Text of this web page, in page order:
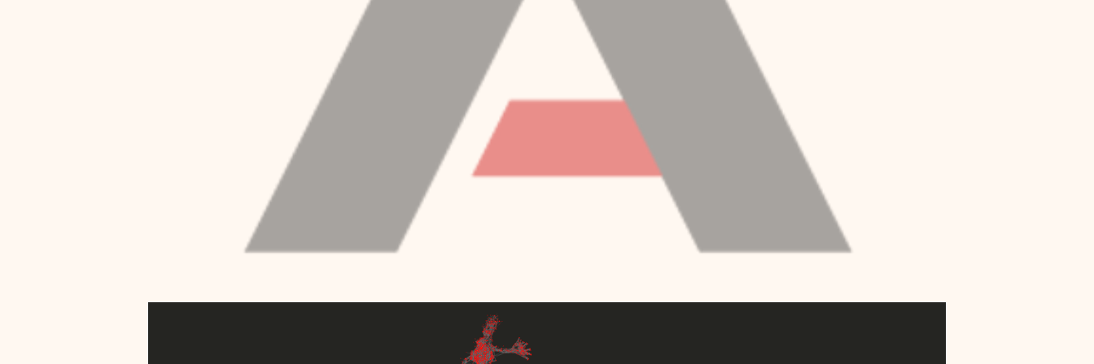
L’IDEA – il Biomechanical Network descrive il mezzo fisico nel quale fluisce l’informazione meccanica che è
costantemente in circolo nel corpo umano. Come prima accennato, la comunicazione meccanica è studiata in diversi
ambiti. Si sa oramai che le cellule comunicano meccanicamente tra loro anche a distanza attraverso il fenomeno
chiamato durotassi, mentre la continuità tra i tessuti ma soprattutto l’organizzazione strutturale di cellule e organismi, ha
dato origine a teorie come la biotensegrità. L’applicazione del concetto di biotensegrità ma soprattutto di network viene
sempre più utilizzato in bioingegneria meccanica per la realizzazione di protesi con funzioni motorie complesse e robot
di nuova generazione, estendendo il fenomeno di comunicazione meccanica dalle singole cellule ai tessuti in cui prende
il nome di Comunicazione Morfologica. La riduzione o il sovraccarico del flusso di informazioni in una o più parti
anatomiche o nodi del network, può generare dei veri e propri guasti nella rete e quindi dare origine a sintomatologie
acute e croniche del sistema osteo-articolare e muscolare. L’improvvisa acutizzazione di un dolore ad un gomito, ad un
ginocchio o di un muscolo, deve essere considerato come l’effetto di un alterato adattamento dell’intero network
biomeccanico a stress di varia natura che determinano l’aumento delle forze meccaniche tensionali nel corpo. Le
evidenze cliniche confermano che nella maggior parte dei casi i dolori del sistema biomeccanico non sono riconducibili
a problematiche locali di singole parti anatomiche o stati patologici specifici, bensì sono caratterizzati da una forte
agisce come un meccanismo disfunzionale, attivatore di dolore e ridotta efficacia del movimento. Il modello
disfunzionale appena descritto può essere definito allostatico e in condizioni di sovraccarico allostatico il sistema
biomeccanico potrebbe determinare patologie più gravi ed infortuni.